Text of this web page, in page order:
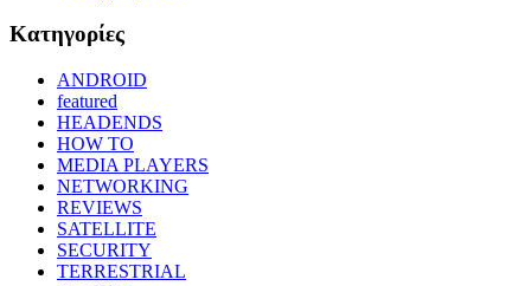
Kατηγορίες
ANDROID
featured
HEADENDS
HOW TO
MEDIA PLAYERS
NETWORKING
REVIEWS
SATELLITE
SECURITY
TERRESTRIAL